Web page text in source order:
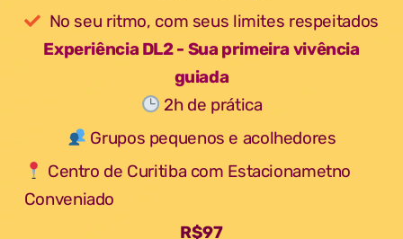
No seu ritmo, com seus limites respeitados
Experiência DL2 - Sua primeira vivência
guiada
2h de prática
Grupos pequenos e acolhedores
Centro de Curitiba com Estacionametno
Conveniado
R$97